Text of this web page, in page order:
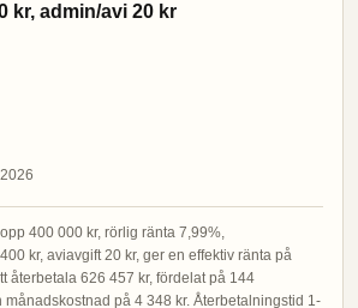
kr, admin/avi 20 kr
400 000 kr, rörlig ränta 7,99%,
kr, aviavgift 20 kr, ger en effektiv ränta på
återbetala 626 457 kr, fördelat på 144
månadskostnad på 4 348 kr. Återbetalningstid 1-